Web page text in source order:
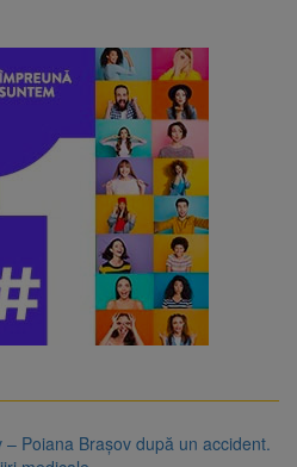
Poiana Brașov după un accident.